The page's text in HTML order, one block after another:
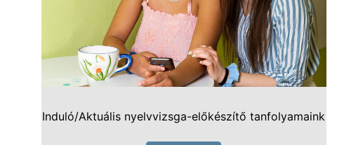
Keresése:
Induló/Aktuális nyelvvizsga-előkészítő tanfolyamaink